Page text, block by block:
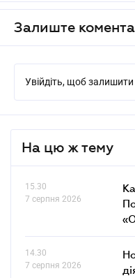
Залиште
Увійдіть, щоб
На цю ж тему
15.30
7 серпня 2026
14.30
7 серпня 2026